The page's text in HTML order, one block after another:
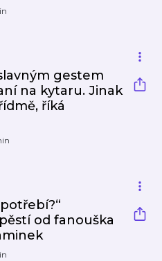
gestem
na kytaru. Jinak
říká
od fanouška